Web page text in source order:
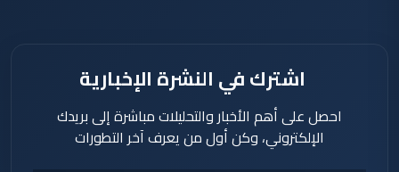
اشترك في النشرة الإخبارية
احصل على أهم الأخبار والتحليلات مباشرة إلى بريدك
الإلكتروني، وكن أول من يعرف آخر التطورات